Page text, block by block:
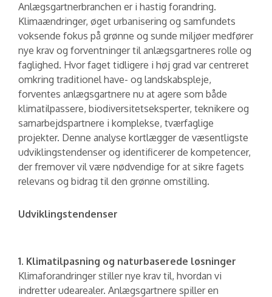
Anlægsgartnerbranchen er i hastig forandring.
Klimaændringer, øget urbanisering og samfundets
voksende fokus på grønne og sunde miljøer medfører
nye krav og forventninger til anlægsgartneres rolle og
faglighed. Hvor faget tidligere i høj grad var centreret
omkring traditionel have- og landskabspleje,
forventes anlægsgartnere nu at agere som både
klimatilpassere, biodiversitetseksperter, teknikere og
samarbejdspartnere i komplekse, tværfaglige
projekter. Denne analyse kortlægger de væsentligste
udviklingstendenser og identificerer de kompetencer,
der fremover vil være nødvendige for at sikre fagets
relevans og bidrag til den grønne omstilling.
Udviklingstendenser
1. Klimatilpasning og naturbaserede løsninger
Klimaforandringer stiller nye krav til, hvordan vi
indretter udearealer. Anlægsgartnere spiller en